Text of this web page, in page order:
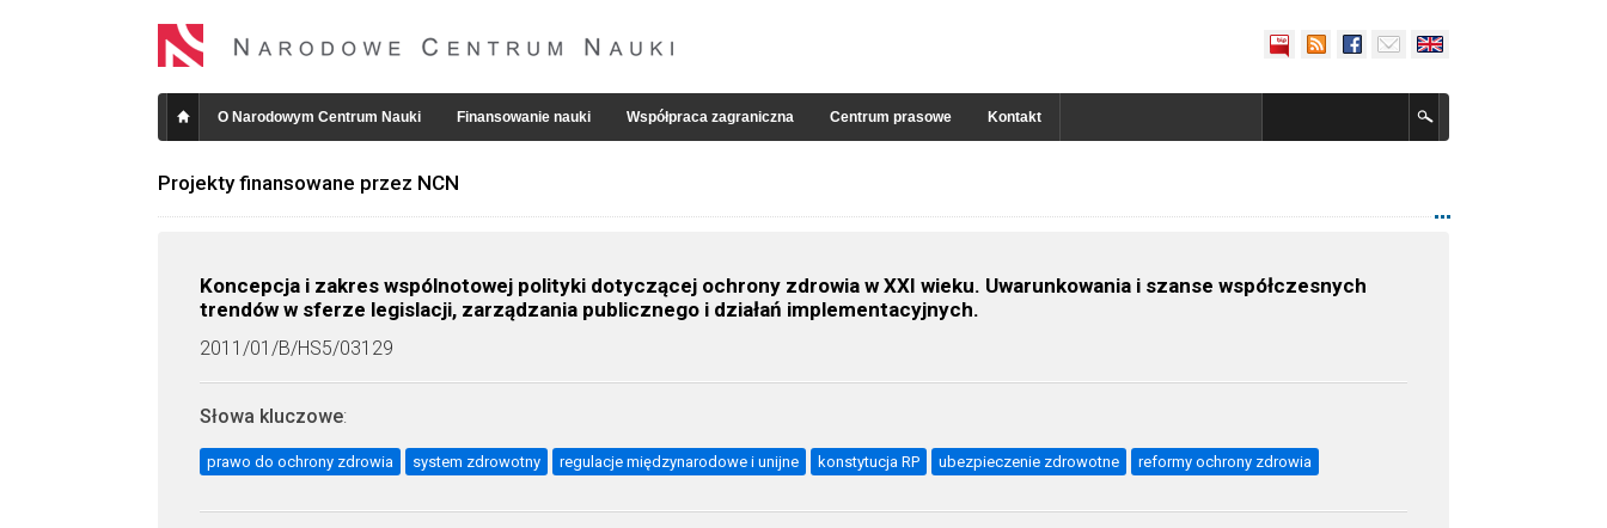
O Narodowym Centrum Nauki Finansowanie nauki Współpraca zagraniczna Centrum prasowe Kontakt
Projekty finansowane przez NCN
Koncepcja i zakres wspólnotowej polityki dotyczącej ochrony zdrowia w XXI wieku. Uwarunkowania i szanse współczesnych
trendów w sferze legislacji, zarządzania publicznego i działań implementacyjnych.
2011/01/B/HS5/03129
Słowa kluczowe:
prawo do ochrony zdrowia system zdrowotny regulacje międzynarodowe i unijne konstytucja RP ubezpieczenie zdrowotne reformy ochrony zdrowia